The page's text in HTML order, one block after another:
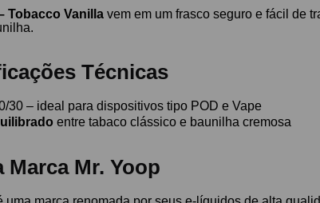
Tobacco Vanilla vem em um frasco seguro e fácil de
Técnicas
30 – ideal para dispositivos tipo POD e Vape
entre tabaco clássico e baunilha cremosa
Marca Mr. Yoop